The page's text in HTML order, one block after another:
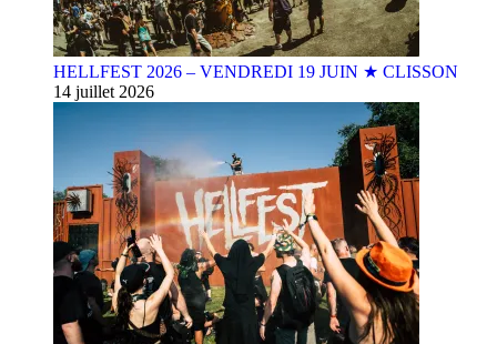
HELLFEST 2026 – VENDREDI 19 JUIN ★ CLISSON
14 juillet 2026